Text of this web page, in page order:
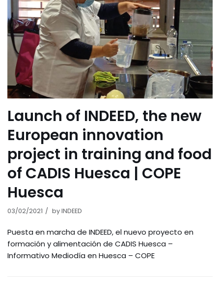
Launch of INDEED, the new
European innovation
project in training and food
of CADIS Huesca | COPE
Huesca
03/02/2021 byINDEED
Puesta en marcha de INDEED, el nuevo proyecto en
formación y alimentación de CADIS Huesca –
Informativo Mediodía en Huesca – COPE